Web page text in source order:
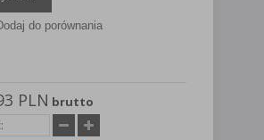
do porównania
PLN brutto